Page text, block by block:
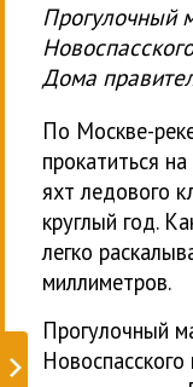
Прогулочный
Дома
По Москве-
прокатиться
яхт ледового
круглый год.
легко
миллиметров.
Прогулочный